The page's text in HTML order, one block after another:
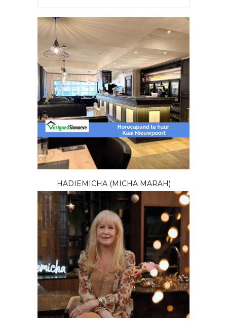
HADIEMICHA (MICHA MARAH)